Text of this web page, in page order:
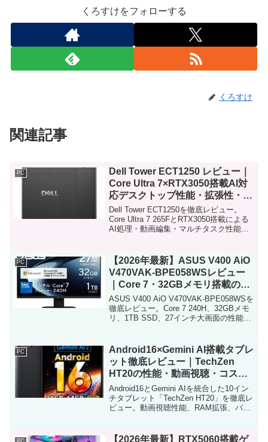
くろすけをフォローする
くろすけ
関連記事
PC
Dell Tower ECT1250 レビュー｜
Core Ultra 7×RTX3050搭載AI対
応デスクトップ性能・拡張性・
Office同梱価値を徹底解説
Dell Tower ECT1250を徹底レビュー。
Core Ultra 7 265FとRTX3050搭載による
AI処理・動画編集・マルチタスク性能、
PC
【2026年最新】ASUS V400 AiO
V470VAK-BPE058WSレビュー
｜Core 7・32GBメモリ搭載の27
インチ一体型PCを徹底解説
ASUS V400 AiO V470VAK-BPE058WSを
徹底レビュー。Core 7 240H、32GBメモ
リ、1TB SSD、27インチ大画面の性能や
PC
Android16×Gemini AI搭載タブレ
ット徹底レビュー｜TechZen
HT20の性能・動画視聴・コス
パ・競合比較まで完全解説
Android16とGemini AIを統合した10イン
チタブレット「TechZen HT20」を徹底レ
ビュー。動画視聴性能、RAM拡張、バッ
PC
【2026年最新】RTX5060搭載ゲ